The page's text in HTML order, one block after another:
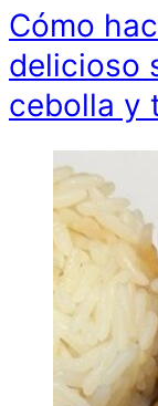
Cómo
delicioso
cebolla y